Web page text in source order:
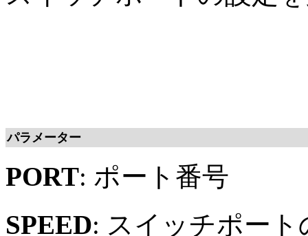
パラメーター
PORT: ポート番号
SPEED: スイッチポー